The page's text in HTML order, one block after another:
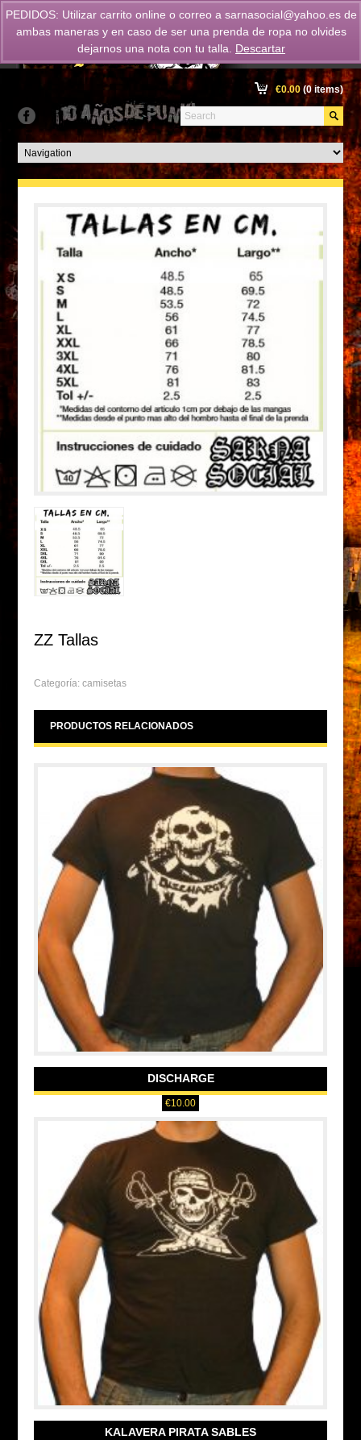
€0.00(0 items)
ZZ Tallas
Categoría:camisetas
PRODUCTOS RELACIONADOS
DISCHARGE
€10.00
KALAVERA PIRATA SABLES
PEDIDOS: Utilizar carrito online o correo a sarnasocial@yahoo.es de
ambas maneras y en caso de ser una prenda de ropa no olvides
dejarnos una nota con tu talla.
Descartar